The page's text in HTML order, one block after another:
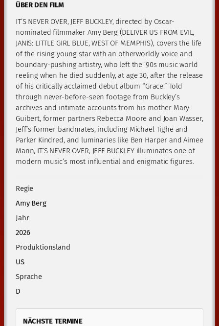
ÜBER DEN FILM
IT’S NEVER OVER, JEFF BUCKLEY, directed by Oscar-
nominated filmmaker Amy Berg (DELIVER US FROM EVIL,
JANIS: LITTLE GIRL BLUE, WEST OF MEMPHIS), covers the life
of the rising young star with an otherworldly voice and
boundary-pushing artistry, who left the ’90s music world
reeling when he died suddenly, at age 30, after the release
of his critically acclaimed debut album “Grace.” Told
through never-before-seen footage from Buckley’s
archives and intimate accounts from his mother Mary
Guibert, former partners Rebecca Moore and Joan Wasser,
Jeff’s former bandmates, including Michael Tighe and
Parker Kindred, and luminaries like Ben Harper and Aimee
Mann, IT’S NEVER OVER, JEFF BUCKLEY illuminates one of
modern music’s most influential and enigmatic figures.
Regie
Amy Berg
Jahr
2026
Produktionsland
US
Sprache
D
NÄCHSTE TERMINE